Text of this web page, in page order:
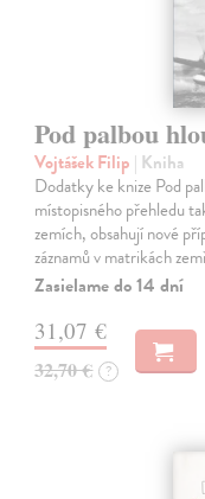
Pod palbou
Vojtášek Filip | Kniha
Dodatky ke knize Pod
místopisného přehledu
zemích, obsahují nové
záznamů v matrikách
Zasielame do 14 dní
31,07 €
32,70 € ?